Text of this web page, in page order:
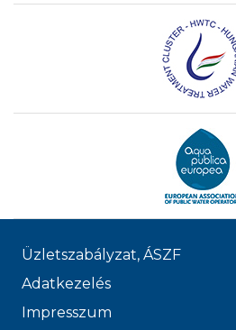
Üzletszabályzat, ÁSZF
Adatkezelés
Impresszum